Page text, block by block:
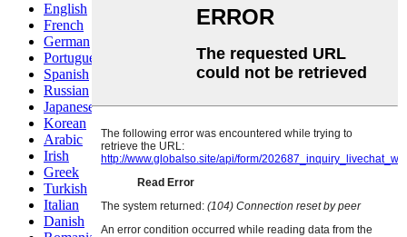
English
French
German
Portuguese
Spanish
Russian
Japanese
Korean
Arabic
Irish
Greek
Turkish
Italian
Danish